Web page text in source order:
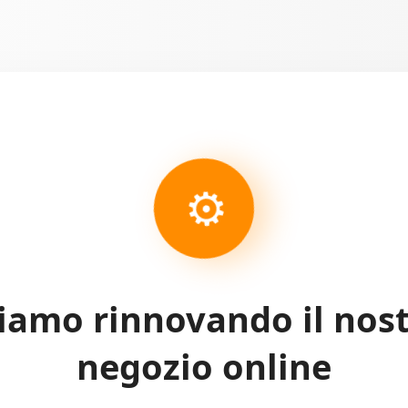
⚙
rinnovando il
negozio online